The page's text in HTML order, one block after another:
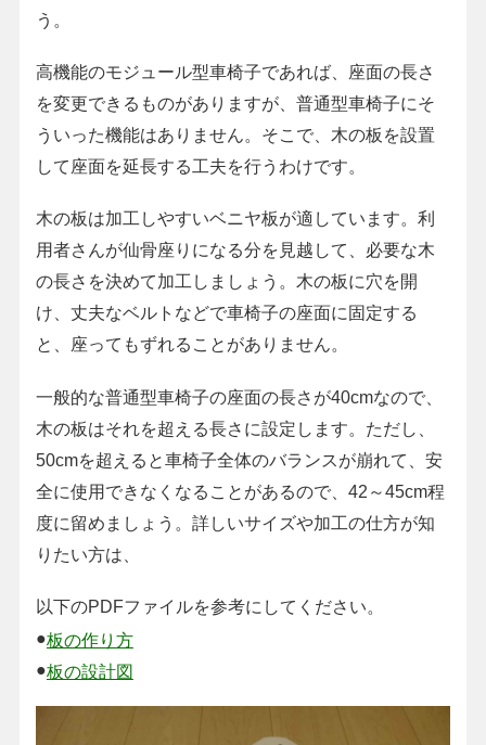
う。
高機能のモジュール型車椅子であれば、座面の長さ
を変更できるものがありますが、普通型車椅子にそ
ういった機能はありません。そこで、木の板を設置
して座面を延長する工夫を行うわけです。
木の板は加工しやすいベニヤ板が適しています。利
用者さんが仙骨座りになる分を見越して、必要な木
の長さを決めて加工しましょう。木の板に穴を開
け、丈夫なベルトなどで車椅子の座面に固定する
と、座ってもずれることがありません。
一般的な普通型車椅子の座面の長さが40cmなので、
木の板はそれを超える長さに設定します。ただし、
50cmを超えると車椅子全体のバランスが崩れて、安
全に使用できなくなることがあるので、42～45cm程
度に留めましょう。詳しいサイズや加工の仕方が知
りたい方は、
以下のPDFファイルを参考にしてください。
●板の作り方
●板の設計図